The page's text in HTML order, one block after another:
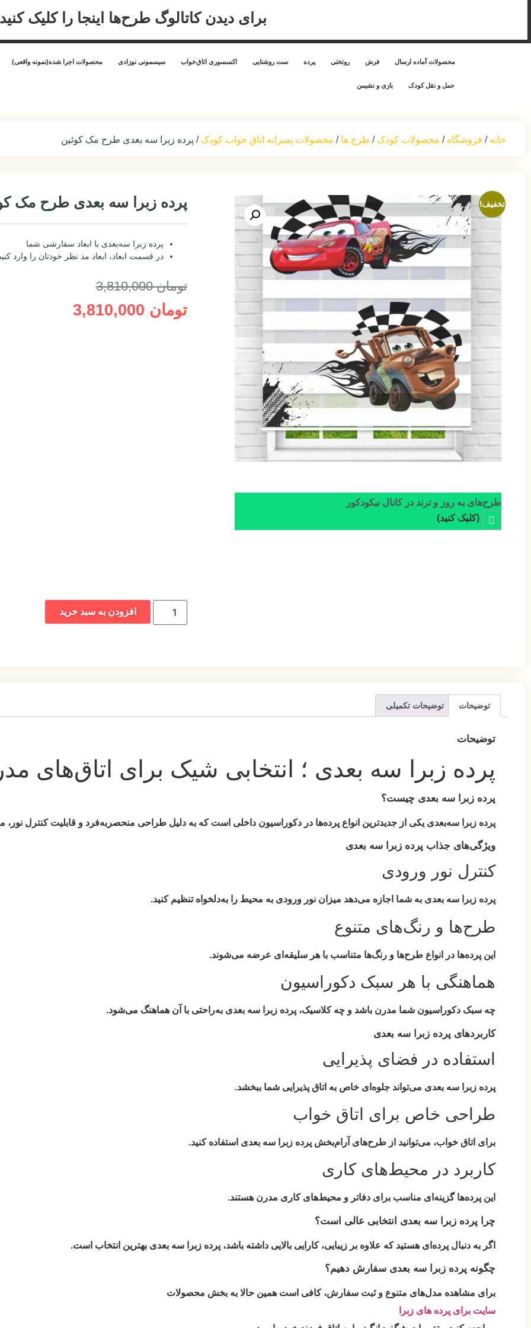
برای دیدن کاتالوگ طرح‌ها اینجا را کلیک
محصولات آماده ارسال فرش روتختی پرده ست روشنایی اکسسوری اتاق‌خواب سیسمونی نوزادی محصولات اجرا شده(نمونه واقعی)
حمل‌ و نقل کودک بازی و نشیمن
خانه / فروشگاه / محصولات کودک / طرح ها / محصولات پسرانه اتاق خواب کودک / پرده زبرا سه بعدی طرح مک کوئین
تخفیف!
طرح‌های به روز و ترند در کانال نیکودکور
(کلیک کنید)
پرده زبرا سه بعدی طرح مک
پرده زبرا سه‌بعدی با ابعاد سفارشی شما
در قسمت ابعاد، ابعاد مد نظر خودتان را وارد
تومان3,810,000
تومان
افزودن به سبد خرید
توضیحات توضیحات تکمیلی
توضیحات
پرده زبرا سه بعدی ؛ انتخابی شیک برای اتاق‌های
پرده زبرا سه بعدی چیست؟
پرده زبرا سه‌بعدی یکی از جدیدترین انواع پرده‌ها در دکوراسیون داخلی است که به دلیل طراحی منحصربه‌فرد و قابلیت کنترل نور،
ویژگی‌های جذاب پرده زبرا سه بعدی
کنترل نور ورودی
پرده زبرا سه بعدی به شما اجازه می‌دهد میزان نور ورودی به محیط را به‌دلخواه تنظیم کنید.
طرح‌ها و رنگ‌های متنوع
این پرده‌ها در انواع طرح‌ها و رنگ‌ها متناسب با هر سلیقه‌ای عرضه می‌شوند.
هماهنگی با هر سبک دکوراسیون
چه سبک دکوراسیون شما مدرن باشد و چه کلاسیک، پرده زبرا سه بعدی به‌راحتی با آن هماهنگ می‌شود.
کاربردهای پرده زبرا سه بعدی
استفاده در فضای پذیرایی
پرده زبرا سه بعدی می‌تواند جلوه‌ای خاص به اتاق پذیرایی شما ببخشد.
طراحی خاص برای اتاق خواب
برای اتاق خواب، می‌توانید از طرح‌های آرام‌بخش پرده زبرا سه بعدی استفاده کنید.
کاربرد در محیط‌های کاری
این پرده‌ها گزینه‌ای مناسب برای دفاتر و محیط‌های کاری مدرن هستند.
چرا پرده زبرا سه بعدی انتخابی عالی است؟
اگر به دنبال پرده‌ای هستید که علاوه بر زیبایی، کارایی بالایی داشته باشد، پرده زبرا سه بعدی بهترین انتخاب است.
چگونه پرده زبرا سه بعدی سفارش دهیم؟
برای مشاهده مدل‌های متنوع و ثبت سفارش، کافی است همین حالا به بخش محصولات
سایت برای پرده های زبرا